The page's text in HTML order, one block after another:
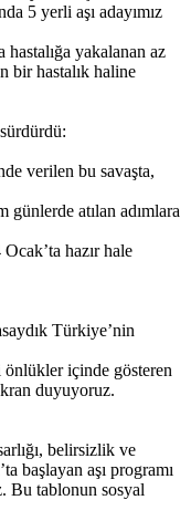
5 yerli aşı adayımız
hastalığa yakalanan az
bir hastalık haline
verilen bu savaşta,
atılan adımlara
hazır hale
Türkiye’nin
önlükler içinde gösteren
duyuyoruz.
belirsizlik ve
başlayan aşı programı
Bu tablonun sosyal